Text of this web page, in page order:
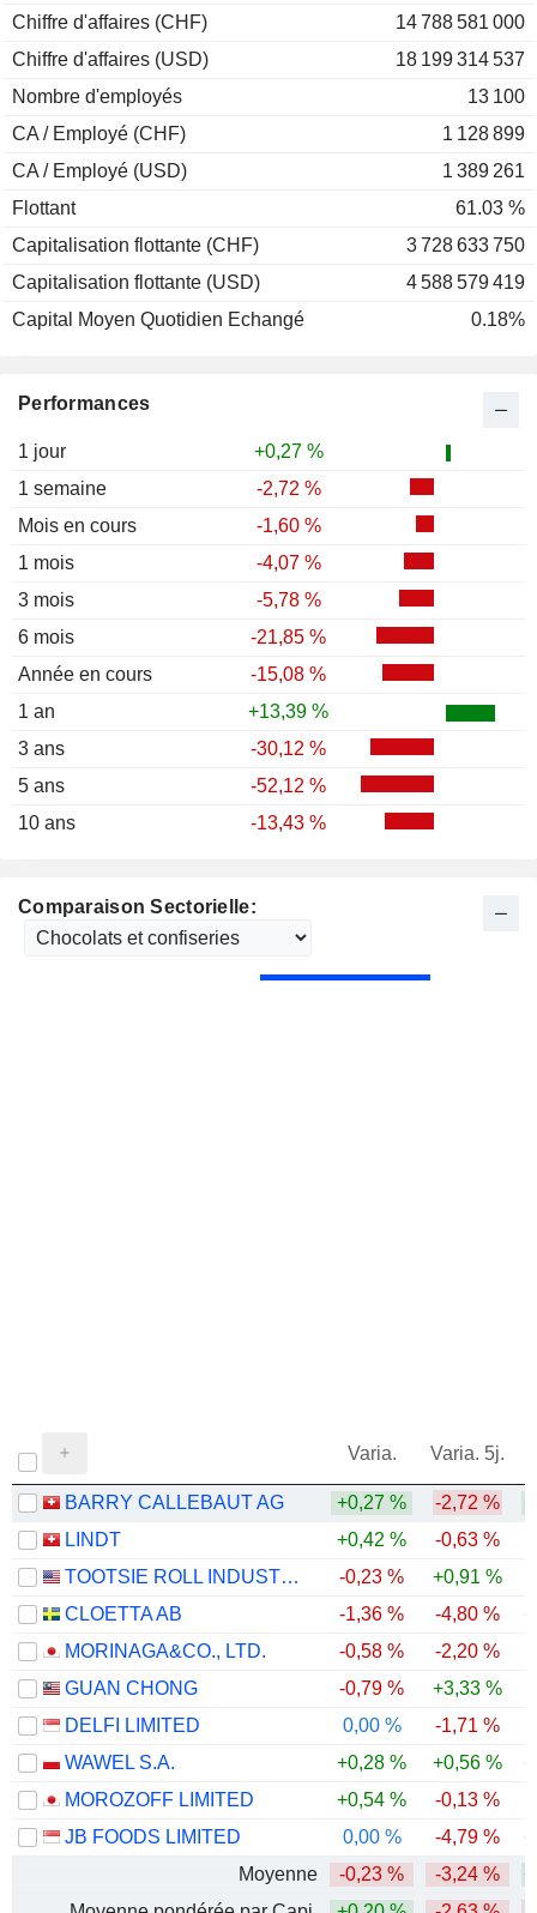
Performances
1 jour
+0,27 %
1 semaine
-2,72 %
Mois en cours
-1,60 %
1 mois
-4,07 %
3 mois
-5,78 %
6 mois
-21,85 %
Année en cours
-15,08 %
1 an
+13,39 %
3 ans
-30,12 %
5 ans
-52,12 %
10 ans
-13,43 %
Chiffre d'affaires (CHF)
14 788 581 000
Chiffre d'affaires (USD)
18 199 314 537
Nombre d'employés
13 100
CA / Employé (CHF)
1 128 899
CA / Employé (USD)
1 389 261
Flottant
61.03 %
Capitalisation flottante (CHF)
3 728 633 750
Capitalisation flottante (USD)
4 588 579 419
Capital Moyen Quotidien Echangé
0.18%
Comparaison Sectorielle:
Varia. Varia. 5j.
BARRY CALLEBAUT AG +0,27 % -2,72 %
LINDT
+0,42 % -0,63 %
TOOTSIE ROLL INDUSTRIES, INC.
-0,23 % +0,91 %
CLOETTA AB
-1,36 % -4,80 %
MORINAGA&CO., LTD.
-0,58 % -2,20 %
GUAN CHONG
-0,79 % +3,33 %
DELFI LIMITED
0,00 % -1,71 %
WAWEL S.A.
+0,28 % +0,56 %
MOROZOFF LIMITED
+0,54 % -0,13 %
JB FOODS LIMITED
0,00 % -4,79 %
Moyenne
-0,23 % -3,24 %